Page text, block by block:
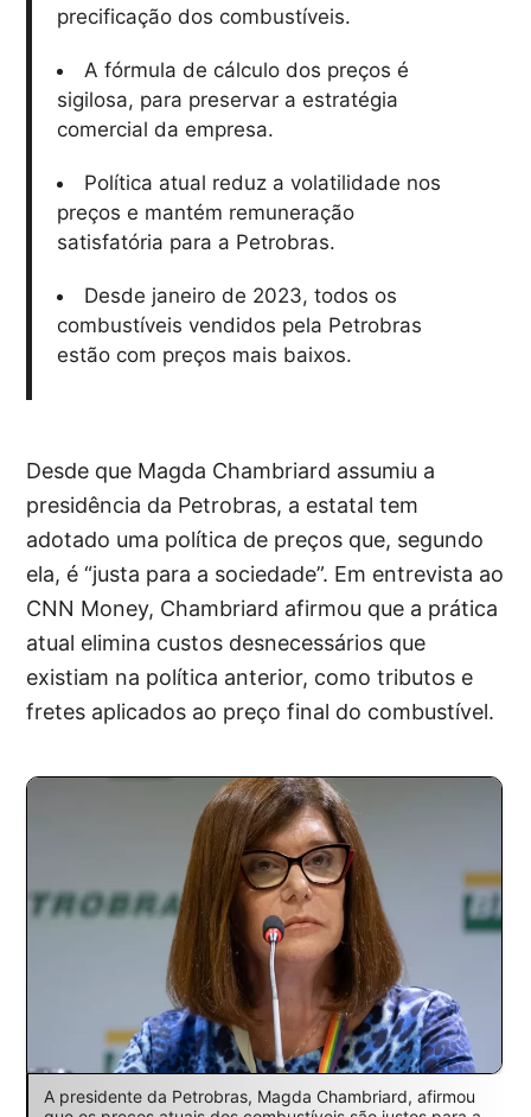
precificação dos combustíveis.
A fórmula de cálculo dos preços é
sigilosa, para preservar a estratégia
comercial da empresa.
Política atual reduz a volatilidade nos
preços e mantém remuneração
satisfatória para a Petrobras.
Desde janeiro de 2023, todos os
combustíveis vendidos pela Petrobras
estão com preços mais baixos.
Desde que Magda Chambriard assumiu a
presidência da Petrobras, a estatal tem
adotado uma política de preços que, segundo
ela, é “justa para a sociedade”. Em entrevista ao
CNN Money, Chambriard afirmou que a prática
atual elimina custos desnecessários que
existiam na política anterior, como tributos e
fretes aplicados ao preço final do combustível.
A presidente da Petrobras, Magda Chambriard, afirmou